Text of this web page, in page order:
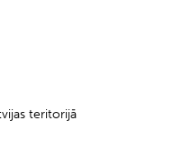
teritorijā